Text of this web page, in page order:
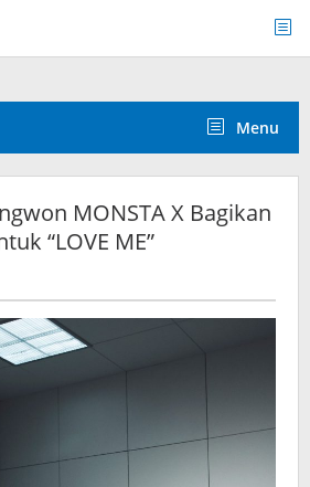
Menu
MONSTA X Bagikan
“LOVE ME”